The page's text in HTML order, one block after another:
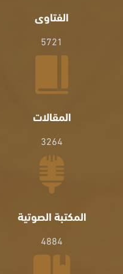
الفتاوى
5721
المقالات
3264
المكتبة الصوتية
4884